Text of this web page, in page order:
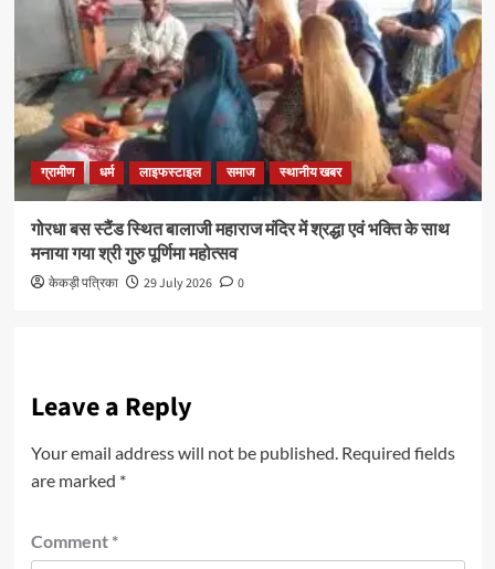
ग्रामीण धर्म लाइफस्टाइल समाज स्थानीय खबर
गोरधा बस स्टैंड स्थित बालाजी महाराज मंदिर में श्रद्धा एवं भक्ति के साथ
मनाया गया श्री गुरु पूर्णिमा महोत्सव
केकड़ी पत्रिका 29 July 2026 0
Leave a Reply
Your email address will not be published. Required fields
are marked *
Comment *